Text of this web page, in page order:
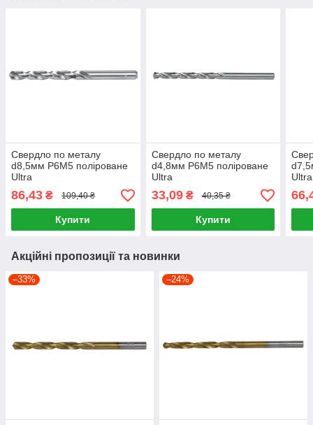
Свердло по металу
d8,5мм P6M5 поліроване
Ultra
86,43 ₴ 109,40 ₴
Купити
Свердло по металу
d4,8мм P6M5 поліроване
Ultra
33,09₴ 40,35 ₴
Купити
Ultra
Акційні пропозиції та новинки
–33% –24%